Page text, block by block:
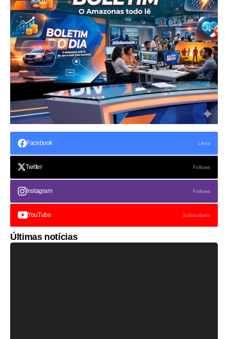
Facebook Likes
Twitter Follows
Instagram Follows
YouTube Subscribers
Últimas notícias